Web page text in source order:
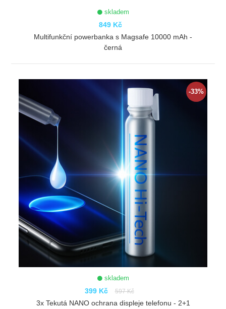
skladem
849 Kč
ZOBRAZIT
Multifunkční powerbanka s Magsafe 10000 mAh -
černá
-33%
skladem
399 Kč 597 Kč
3x Tekutá NANO ochrana displeje telefonu - 2+1